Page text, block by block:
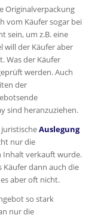
Originalverpackung
vom Käufer sogar bei
sein, um z.B. eine
will der Käufer aber
Was der Käufer
werden. Auch
der
sind heranzuziehen.
Auslegung
nur die
Inhalt verkauft wurde.
Käufer dann auch die
aber oft nicht.
so stark
nur die